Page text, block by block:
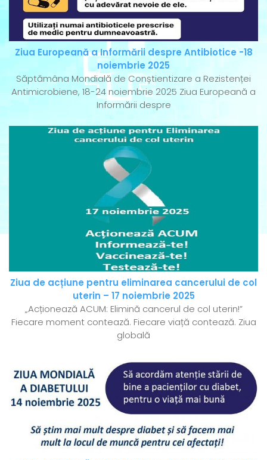
Ziua Europeană a Informării despre Antibiotice -18
noiembrie 2025
Săptămâna Mondială de Conștientizare a Rezistenței
Antimicrobiene, 18-24 noiembrie 2025 Ziua Europeană a
Informării despre
Ziua de acțiune pentru eliminarea cancerului de col
uterin – 17 noiembrie 2025
„Acționează ACUM: Elimină cancerul de col uterin!”
Fiecare moment contează. Fiecare viață contează. Ziua
globală